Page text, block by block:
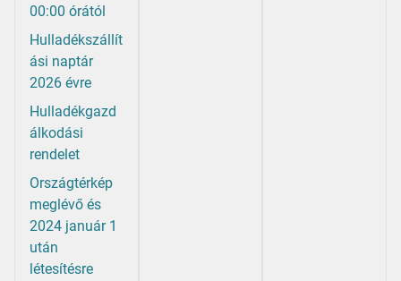
00:00 órától
Hulladékszállít
ási naptár
2026 évre
Hulladékgazd
álkodási
rendelet
Országtérkép
meglévő és
2024 január 1
után
létesítésre